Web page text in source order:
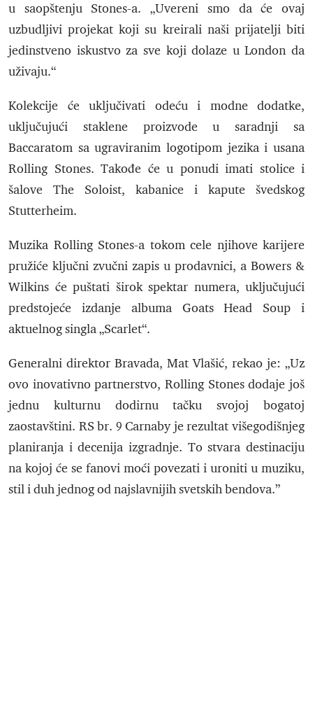
u saopštenju Stones-a. „Uvereni smo da će ovaj
uzbudljivi projekat koji su kreirali naši prijatelji biti
jedinstveno iskustvo za sve koji dolaze u London da
uživaju.“
Kolekcije će uključivati odeću i modne dodatke,
uključujući staklene proizvode u saradnji sa
Baccaratom sa ugraviranim logotipom jezika i usana
Rolling Stones. Takođe će u ponudi imati stolice i
šalove The Soloist, kabanice i kapute švedskog
Stutterheim.
Muzika Rolling Stones-a tokom cele njihove karijere
pružiće ključni zvučni zapis u prodavnici, a Bowers &
Wilkins će puštati širok spektar numera, uključujući
predstojeće izdanje albuma Goats Head Soup i
aktuelnog singla „Scarlet“.
Generalni direktor Bravada, Mat Vlašić, rekao je: „Uz
ovo inovativno partnerstvo, Rolling Stones dodaje još
jednu kulturnu dodirnu tačku svojoj bogatoj
zaostavštini. RS br. 9 Carnaby je rezultat višegodišnjeg
planiranja i decenija izgradnje. To stvara destinaciju
na kojoj će se fanovi moći povezati i uroniti u muziku,
stil i duh jednog od najslavnijih svetskih bendova.”